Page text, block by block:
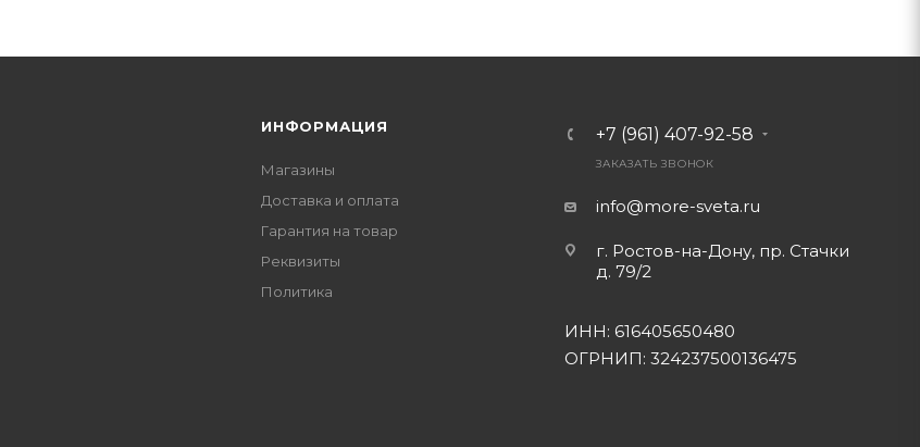
ИНФОРМАЦИЯ
Магазины
Доставка и оплата
Гарантия на товар
Реквизиты
Политика
+7 (961) 407-92-58
ЗАКАЗАТЬ ЗВОНОК
info@more-sveta.ru
г. Ростов-на-Дону, пр. Стачки
д. 79/2
ИНН: 616405650480
ОГРНИП: 324237500136475